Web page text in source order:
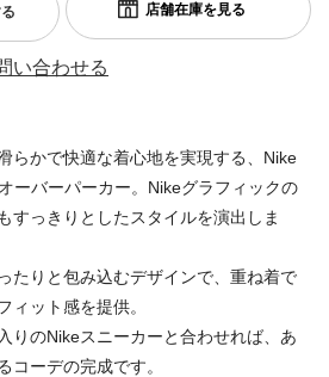
い合わせる
らかで快適な着心地を実現する、Nike
ーバーパーカー。Nikeグラフィックの
すっきりとしたスタイルを演出しま
たりと包み込むデザインで、重ね着で
ィット感を提供。
りのNikeスニーカーと合わせれば、あ
コーデの完成です。